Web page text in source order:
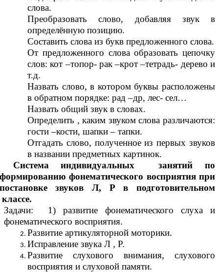
слова.
Преобразовать слово, добавляя звук в
определённую позицию.
Составить слова из букв предложенного слова.
От предложенного слова образовать цепочку
слов: кот –топор- рак –крот –тетрадь- дерево и
т.д.
Назвать слово, в котором буквы расположены
в обратном порядке: рад –др, лес- сел…
Назвать общий звук в словах.
Определить , каким звуком слова различаются:
гости –кости, шапки – тапки.
Отгадать слово, полученное из первых звуков
в названии предметных картинок.
Система индивидуальных занятий по
фонематического восприятия при
звуков Л, Р в подготовительном
Задачи: 1) развитие фонематического слуха и
фонематического восприятия.
Развитие артикуляторной моторики.
Исправление звука Л , Р.
Развитие слухового внимания, слухового
восприятия и слуховой памяти.